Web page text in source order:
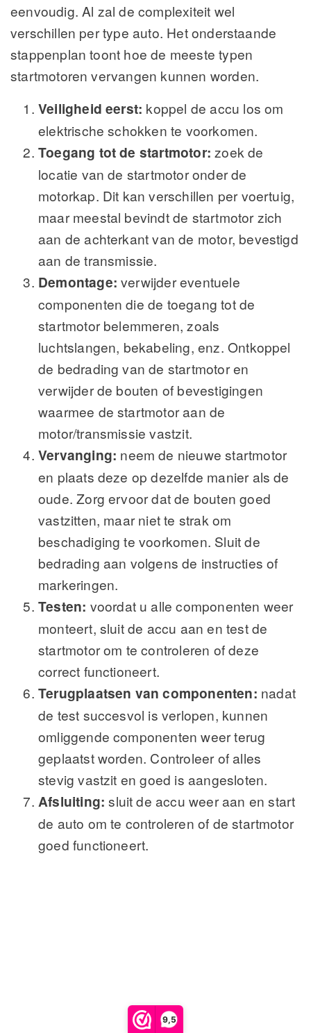
9,5
eenvoudig. Al zal de complexiteit wel
verschillen per type auto. Het onderstaande
stappenplan toont hoe de meeste typen
startmotoren vervangen kunnen worden.
Veiligheid eerst: koppel de accu los om
elektrische schokken te voorkomen.
Toegang tot de startmotor: zoek de
locatie van de startmotor onder de
motorkap. Dit kan verschillen per voertuig,
maar meestal bevindt de startmotor zich
aan de achterkant van de motor, bevestigd
aan de transmissie.
Demontage: verwijder eventuele
componenten die de toegang tot de
startmotor belemmeren, zoals
luchtslangen, bekabeling, enz. Ontkoppel
de bedrading van de startmotor en
verwijder de bouten of bevestigingen
waarmee de startmotor aan de
motor/transmissie vastzit.
Vervanging: neem de nieuwe startmotor
en plaats deze op dezelfde manier als de
oude. Zorg ervoor dat de bouten goed
vastzitten, maar niet te strak om
beschadiging te voorkomen. Sluit de
bedrading aan volgens de instructies of
markeringen.
Testen: voordat u alle componenten weer
monteert, sluit de accu aan en test de
startmotor om te controleren of deze
correct functioneert.
Terugplaatsen van componenten: nadat
de test succesvol is verlopen, kunnen
omliggende componenten weer terug
geplaatst worden. Controleer of alles
stevig vastzit en goed is aangesloten.
Afsluiting: sluit de accu weer aan en start
de auto om te controleren of de startmotor
goed functioneert.